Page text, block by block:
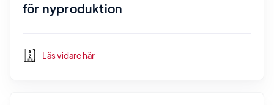
för nyproduktion
Läs vidare här